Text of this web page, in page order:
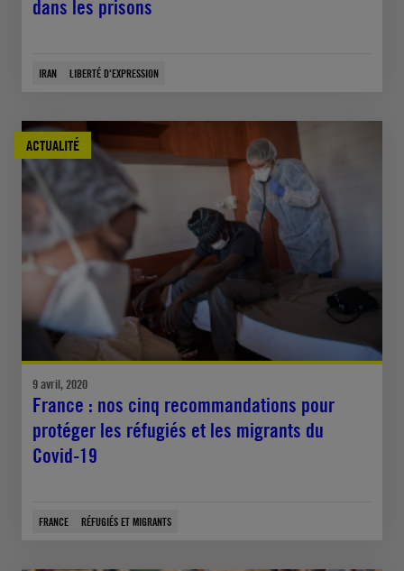
dans les prisons
IRAN LIBERTÉ D'EXPRESSION
ACTUALITÉ
9 avril, 2020
France : nos cinq recommandations pour
protéger les réfugiés et les migrants du
Covid-19
FRANCE RÉFUGIÉS ET MIGRANTS